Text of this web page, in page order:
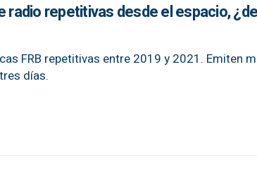
repetitivas desde el espacio,
FRB repetitivas entre 2019 y 2021. Emiten
días.